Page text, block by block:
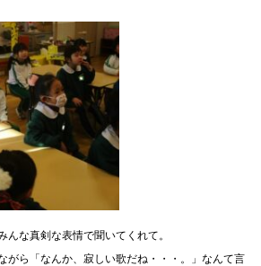
んな真剣な表情で聞いてくれて。
がら「なんか、寂しい歌だね・・・。」なんて言